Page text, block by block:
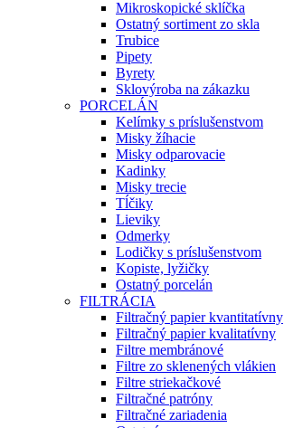
Mikroskopické sklíčka
Ostatný sortiment zo skla
Trubice
Pipety
Byrety
Sklovýroba na zákazku
PORCELÁN
Kelímky s príslušenstvom
Misky žíhacie
Misky odparovacie
Kadinky
Misky trecie
Tĺčiky
Lieviky
Odmerky
Lodičky s príslušenstvom
Kopiste, lyžičky
Ostatný porcelán
FILTRÁCIA
Filtračný papier kvantitatívny
Filtračný papier kvalitatívny
Filtre membránové
Filtre zo sklenených vlákien
Filtre striekačkové
Filtračné patróny
Filtračné zariadenia